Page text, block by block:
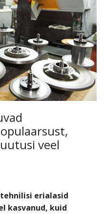
veel
erialasid
kasvanud, kuid